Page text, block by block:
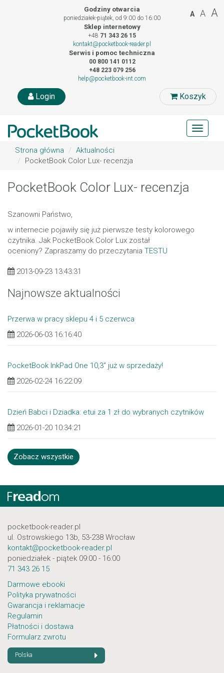
Godziny otwarcia
poniedziałek-piątek, od 9:00 do 16:00
Sklep internetowy
+48 71 343 26 15
kontakt@pocketbook-reader.pl
Serwis i pomoc techniczna
00 800 141 0112
+48 223 079 256
help@pocketbook-int.com
Koszyk
Login
A A A
Toggle
Strona główna
Aktualności
PocketBook Color Lux- recenzja
PocketBook Color Lux- recenzja
Szanowni Państwo,
w internecie pojawiły się już pierwsze testy kolorowego
czytnika. Jak PocketBook Color Lux został
oceniony? Zapraszamy do przeczytania TESTU
2013-09-23 13:43:31
Najnowsze aktualności
Przerwa w pracy sklepu 4 i 5 czerwca
2026-06-03 16:16:40
PocketBook InkPad One 10,3” już w sprzedaży!
2026-02-24 16:22:09
Dzień Babci i Dziadka: etui za 1 zł do wybranych czytników
2026-01-20 10:34:21
Zobacz wszystkie
pocketbook-reader.pl
ul. Ostrowskiego 13b, 53-238 Wrocław
kontakt@pocketbook-reader.pl
poniedziałek - piątek 09:00 - 16:00
71 343 26 15
Darmowe ebooki
Polityka prywatności
Gwarancja i reklamacje
Regulamin
Płatności i dostawa
Formularz zwrotu
Polska